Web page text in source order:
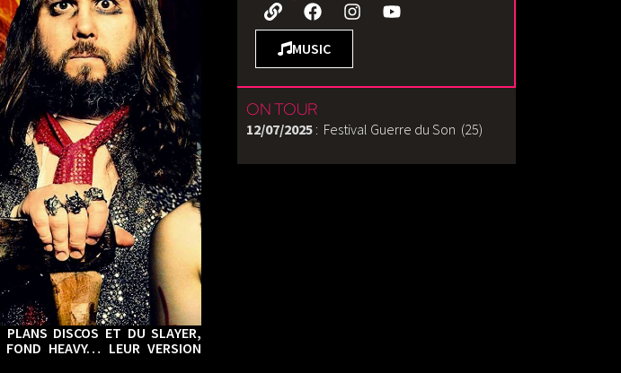
PLANS DISCOS ET DU SLAYER,
HEAVY… LEUR VERSION
MUSIC
ON TOUR
12/07/2025 : Festival Guerre du Son (25)